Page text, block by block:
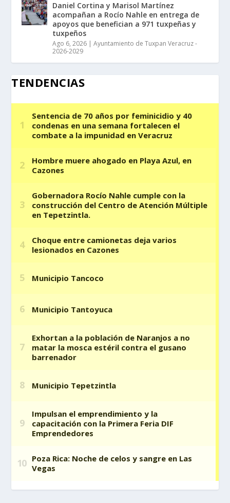
Daniel Cortina y Marisol Martínez
acompañan a Rocío Nahle en entrega de
apoyos que benefician a 971 tuxpeñas y
tuxpeños
Ago 6, 2026 |Ayuntamiento de Tuxpan Veracruz -
2026-2029
TENDENCIAS